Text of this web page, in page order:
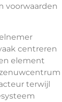
voorwaarden
centreren
element
terwijl